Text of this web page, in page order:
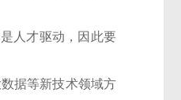
人才驱动，因此要
据等新技术领域方